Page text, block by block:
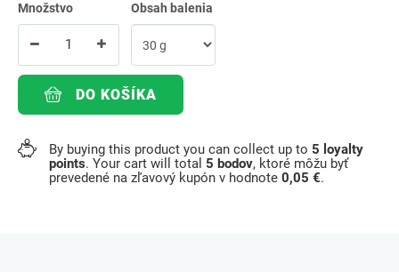
Množstvo Obsah balenia
DO KOŠÍKA
By buying this product you can collect up to 5 loyalty
points. Your cart will total 5 bodov, ktoré môžu byť
prevedené na zľavový kupón v hodnote 0,05 €.